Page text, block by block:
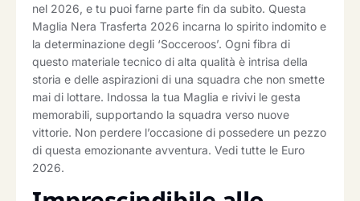
nel 2026, e tu puoi farne parte fin da subito. Questa
Maglia Nera Trasferta 2026 incarna lo spirito indomito e
la determinazione degli ‘Socceroos’. Ogni fibra di
questo materiale tecnico di alta qualità è intrisa della
storia e delle aspirazioni di una squadra che non smette
mai di lottare. Indossa la tua Maglia e rivivi le gesta
memorabili, supportando la squadra verso nuove
vittorie. Non perdere l’occasione di possedere un pezzo
di questa emozionante avventura. Vedi tutte le Euro
2026.